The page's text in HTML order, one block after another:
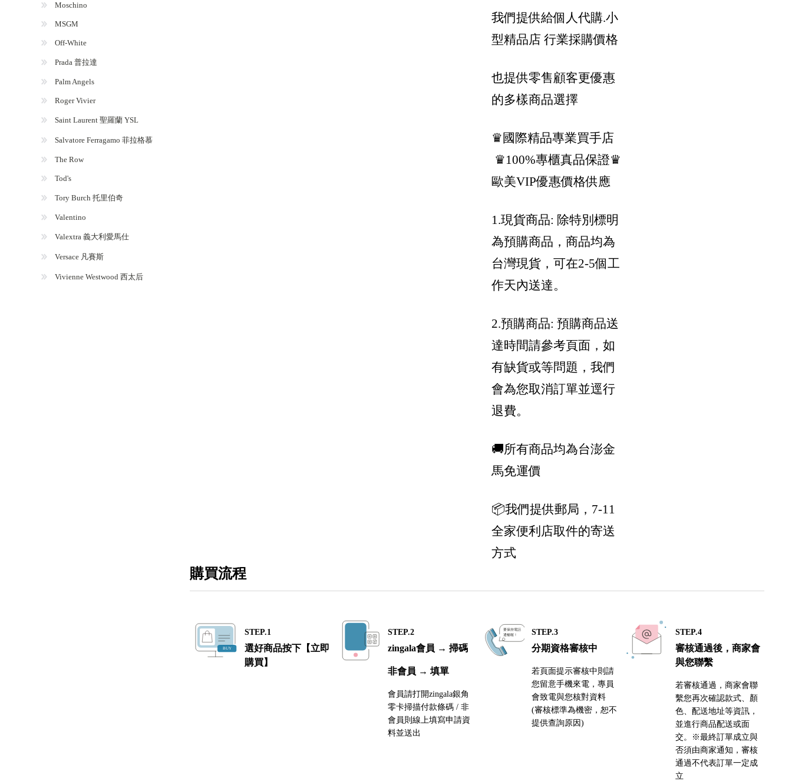
我們提供給個人代購.小
型精品店 行業採購價格
也提供零售顧客更優惠
的多樣商品選擇
♛國際精品專業買手店
♛100%專櫃真品保證♛
歐美VIP優惠價格供應
1.現貨商品: 除特別標明
為預購商品，商品均為
台灣現貨，可在2-5個工
作天內送達。
2.預購商品: 預購商品送
達時間請參考頁面，如
有缺貨或等問題，我們
會為您取消訂單並逕行
退費。
🚚所有商品均為台澎金
馬免運價
📦我們提供郵局，7-11
全家便利店取件的寄送
方式
購買流程
STEP.1
選好商品按下【立即
購買】
STEP.2
zingala會員 → 掃碼
非會員 → 填單
會員請打開zingala銀角
零卡掃描付款條碼 / 非
會員則線上填寫申請資
料並送出
STEP.3
分期資格審核中
若頁面提示審核中則請
您留意手機來電，專員
會致電與您核對資料
(審核標準為機密，恕不
提供查詢原因)
STEP.4
審核通過後，商家會
與您聯繫
若審核通過，商家會聯
繫您再次確認款式、顏
色、配送地址等資訊，
並進行商品配送或面
交。※最終訂單成立與
否須由商家通知，審核
通過不代表訂單一定成
立
Moschino
MSGM
Off-White
Prada 普拉達
Palm Angels
Roger Vivier
Saint Laurent 聖羅蘭 YSL
Salvatore Ferragamo 菲拉格慕
The Row
Tod's
Tory Burch 托里伯奇
Valentino
Valextra 義大利愛馬仕
Versace 凡賽斯
Vivienne Westwood 西太后